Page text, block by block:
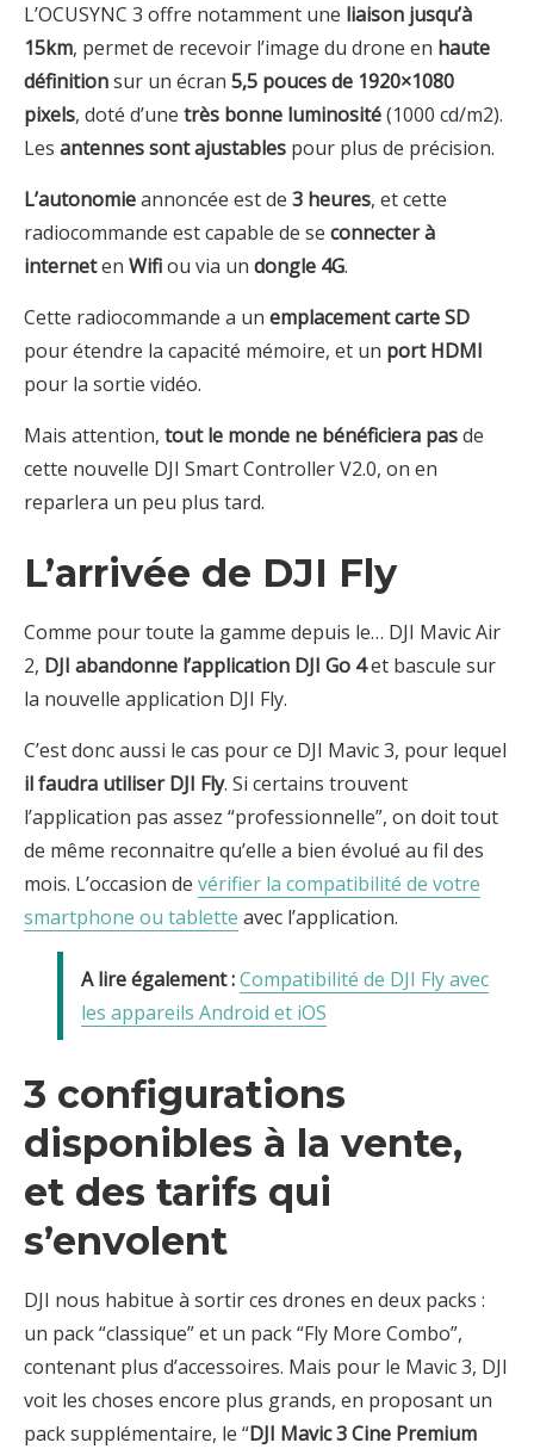
L’OCUSYNC 3 offre notamment une liaison jusqu’à
15km, permet de recevoir l’image du drone en haute
définitionsur un écran 5,5 pouces de 1920×1080
pixels, doté d’une très bonne luminosité(1000 cd/m2).
Les antennes sont ajustables pour plus de précision.
L’autonomieannoncée est de 3 heures, et cette
radiocommande est capable de se connecter à
interneten Wifiou via un dongle 4G.
Cette radiocommande a un emplacement carte SD
pour étendre la capacité mémoire, et un port HDMI
pour la sortie vidéo.
Mais attention, tout le monde ne bénéficiera pasde
cette nouvelle DJI Smart Controller V2.0, on en
reparlera un peu plus tard.
L’arrivée de DJI Fly
Comme pour toute la gamme depuis le… DJI Mavic Air
2, DJI abandonne l’application DJI Go 4et bascule sur
la nouvelle application DJI Fly.
C’est donc aussi le cas pour ce DJI Mavic 3, pour lequel
il faudra utiliser DJI Fly. Si certains trouvent
l’application pas assez “professionnelle”, on doit tout
de même reconnaitre qu’elle a bien évolué au fil des
mois. L’occasion de vérifier la compatibilité de votre
smartphone ou tablette avec l’application.
Compatibilité de DJI Fly avec
les appareils Android et iOS
3 configurations
disponibles à la vente,
et des tarifs qui
s’envolent
DJI nous habitue à sortir ces drones en deux packs :
un pack “classique” et un pack “Fly More Combo”,
contenant plus d’accessoires. Mais pour le Mavic 3, DJI
voit les choses encore plus grands, en proposant un
pack supplémentaire, le “DJI Mavic 3 Cine Premium